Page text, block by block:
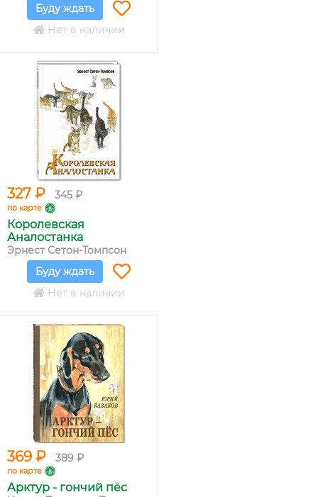
Буду ждать
Нет в наличии
327 ₽ 345 ₽
по карте
Королевская
Аналостанка
Эрнест Сетон-Томпсон
Буду ждать
Нет в наличии
369 ₽ 389 ₽
по карте
Арктур - гончий пёс